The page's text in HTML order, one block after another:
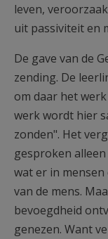
leven,
uit passiviteit en
De gave van de
zending. De
om daar het
werk wordt hier
zonden". Het
gesproken
wat er in
van de mens.
bevoegdheid
genezen. Want